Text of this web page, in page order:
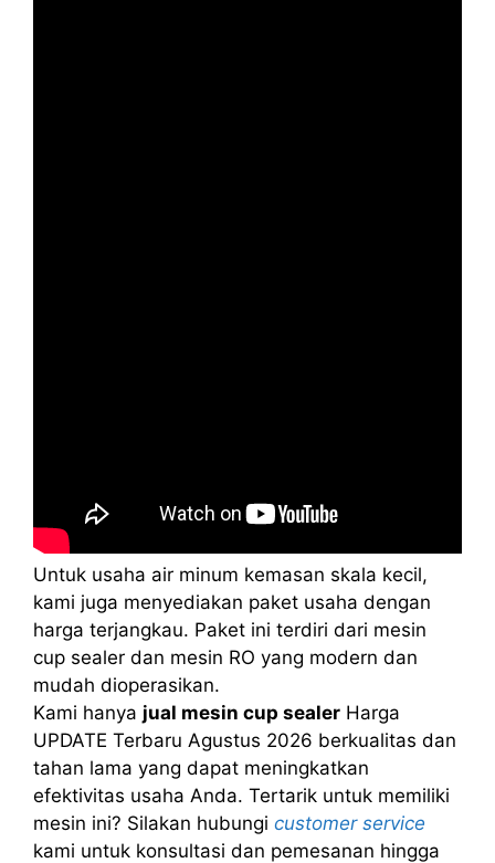
Untuk usaha air minum kemasan skala kecil,
kami juga menyediakan paket usaha dengan
harga terjangkau. Paket ini terdiri dari mesin
cup sealer dan mesin RO yang modern dan
mudah dioperasikan.
Kami hanya jual mesin cup sealer Harga
UPDATE Terbaru Agustus 2026 berkualitas dan
tahan lama yang dapat meningkatkan
efektivitas usaha Anda. Tertarik untuk memiliki
mesin ini? Silakan hubungi customer service
kami untuk konsultasi dan pemesanan hingga